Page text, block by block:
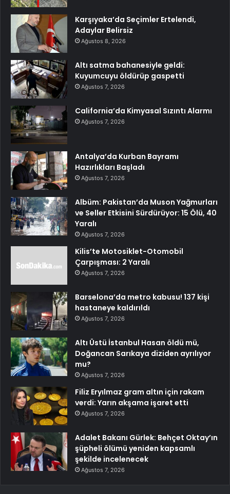
Karşıyaka’da Seçimler Ertelendi,
Adaylar Belirsiz
Ağustos 8, 2026
Altı satma bahanesiyle geldi:
Kuyumcuyu öldürüp gaspetti
Ağustos 7, 2026
California’da Kimyasal Sızıntı Alarmı
Ağustos 7, 2026
Antalya’da Kurban Bayramı
Hazırlıkları Başladı
Ağustos 7, 2026
Albüm: Pakistan’da Muson Yağmurları
ve Seller Etkisini Sürdürüyor: 15 Ölü, 40
Yaralı
Ağustos 7, 2026
Kilis’te Motosiklet-Otomobil
Çarpışması: 2 Yaralı
Ağustos 7, 2026
Barselona’da metro kabusu! 137 kişi
hastaneye kaldırıldı
Ağustos 7, 2026
Altı Üstü İstanbul Hasan öldü mü,
Doğancan Sarıkaya diziden ayrılıyor
mu?
Ağustos 7, 2026
Filiz Eryılmaz gram altın için rakam
verdi: Yarın akşama işaret etti
Ağustos 7, 2026
Adalet Bakanı Gürlek: Behçet Oktay’ın
şüpheli ölümü yeniden kapsamlı
şekilde incelenecek
Ağustos 7, 2026